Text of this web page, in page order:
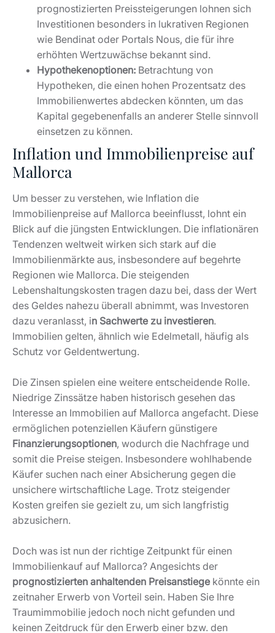
prognostizierten Preissteigerungen lohnen sich
Investitionen besonders in lukrativen Regionen
wie Bendinat oder Portals Nous, die für ihre
erhöhten Wertzuwächse bekannt sind.
Hypothekenoptionen: Betrachtung von
Hypotheken, die einen hohen Prozentsatz des
Immobilienwertes abdecken könnten, um das
Kapital gegebenenfalls an anderer Stelle sinnvoll
einsetzen zu können.
Inflation und Immobilienpreise auf
Mallorca
Um besser zu verstehen, wie Inflation die
Immobilienpreise auf Mallorca beeinflusst, lohnt ein
Blick auf die jüngsten Entwicklungen. Die inflationären
Tendenzen weltweit wirken sich stark auf die
Immobilienmärkte aus, insbesondere auf begehrte
Regionen wie Mallorca. Die steigenden
Lebenshaltungskosten tragen dazu bei, dass der Wert
des Geldes nahezu überall abnimmt, was Investoren
dazu veranlasst, in Sachwerte zu investieren.
Immobilien gelten, ähnlich wie Edelmetall, häufig als
Schutz vor Geldentwertung.
Die Zinsen spielen eine weitere entscheidende Rolle.
Niedrige Zinssätze haben historisch gesehen das
Interesse an Immobilien auf Mallorca angefacht. Diese
ermöglichen potenziellen Käufern günstigere
Finanzierungsoptionen, wodurch die Nachfrage und
somit die Preise steigen. Insbesondere wohlhabende
Käufer suchen nach einer Absicherung gegen die
unsichere wirtschaftliche Lage. Trotz steigender
Kosten greifen sie gezielt zu, um sich langfristig
abzusichern.
Doch was ist nun der richtige Zeitpunkt für einen
Immobilienkauf auf Mallorca? Angesichts der
prognostizierten anhaltenden Preisanstiege könnte ein
zeitnaher Erwerb von Vorteil sein. Haben Sie Ihre
Traumimmobilie jedoch noch nicht gefunden und
keinen Zeitdruck für den Erwerb einer bzw. den